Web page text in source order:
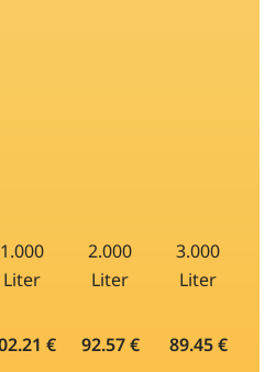
1.000
Liter
2.000
Liter
3.000
Liter
€ 92.57 € 89.45 €